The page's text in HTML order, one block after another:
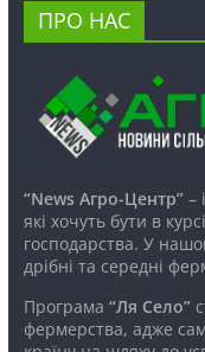
ПРО НАС
“News Агро-Центр”–
які хочуть бути в
господарства. У
дрібні та середні
Програма “Ля Село”
фермерства, адже